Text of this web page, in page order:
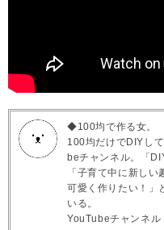
◆100均で作る女。
100均だけでDIYし
beチャンネル。「
「子育て中に新し
可愛く作りたい！」
いる。
YouTubeチャンネル